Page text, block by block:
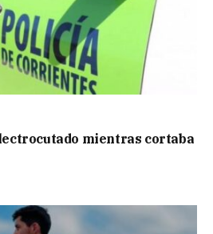
mientras cortaba